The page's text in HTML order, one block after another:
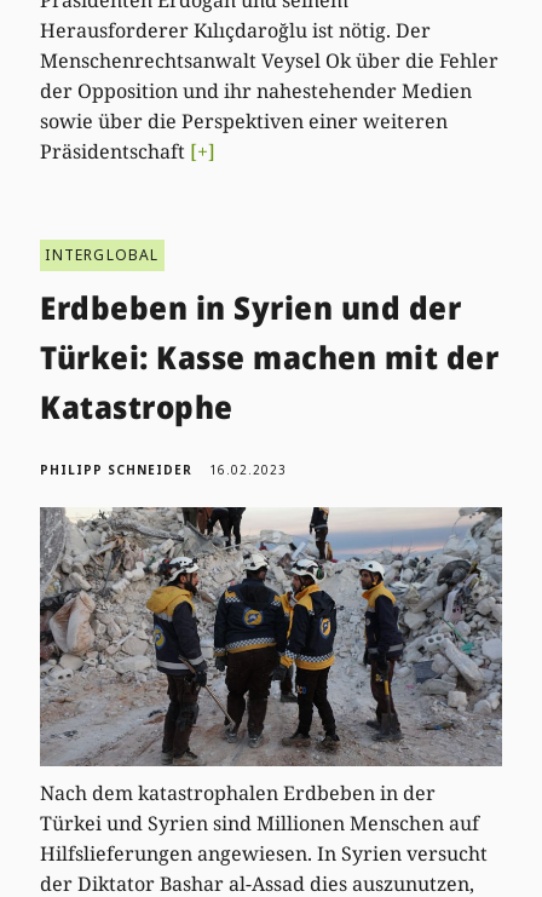
Herausforderer Kılıçdaroğlu ist nötig. Der
Menschenrechtsanwalt Veysel Ok über die Fehler
der Opposition und ihr nahestehender Medien
sowie über die Perspektiven einer weiteren
Präsidentschaft [+]
INTERGLOBAL
Erdbeben in Syrien und der
Türkei: Kasse machen mit der
Katastrophe
PHILIPP SCHNEIDER 16.02.2023
Nach dem katastrophalen Erdbeben in der
Türkei und Syrien sind Millionen Menschen auf
Hilfslieferungen angewiesen. In Syrien versucht
der Diktator Bashar al-Assad dies auszunutzen,